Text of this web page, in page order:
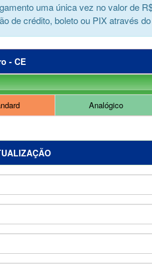
uma única vez no valor de
de crédito, boleto ou PIX através
- CE
Analógico